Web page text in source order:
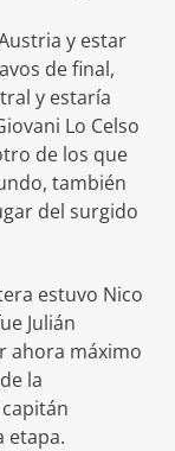
y estar
de final,
y estaría
Lo Celso
de los que
también
del surgido
estuvo Nico
Julián
ahora máximo
la
etapa.